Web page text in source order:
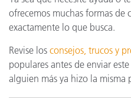
ofrecemos muchas formas de
exactamente lo que busca.
Revise los consejos, trucos y
populares antes de enviar
alguien más ya hizo la misma